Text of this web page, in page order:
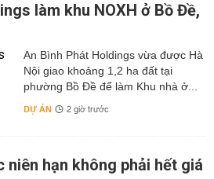
làm khu NOXH ở Bồ Đề,
An Bình Phát Holdings vừa được Hà
Nội giao khoảng 1,2 ha đất tại
phường Bồ Đề để làm Khu nhà ở...
DỰ ÁN 2 giờ trước
niên hạn không phải hết giá